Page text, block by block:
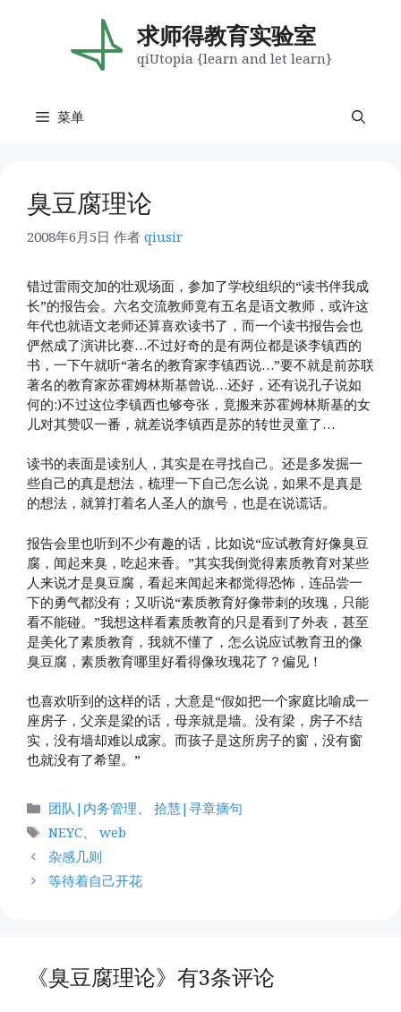
求师得教育实验室
qiUtopia {learn and let learn}
菜单
臭豆腐理论
2008年6月5日 作者 qiusir
错过雷雨交加的壮观场面，参加了学校组织的“读书伴我成
长”的报告会。六名交流教师竟有五名是语文教师，或许这
年代也就语文老师还算喜欢读书了，而一个读书报告会也
俨然成了演讲比赛…不过好奇的是有两位都是谈李镇西的
书，一下午就听“著名的教育家李镇西说…”要不就是前苏联
著名的教育家苏霍姆林斯基曾说…还好，还有说孔子说如
何的:)不过这位李镇西也够夸张，竟搬来苏霍姆林斯基的女
儿对其赞叹一番，就差说李镇西是苏的转世灵童了…
读书的表面是读别人，其实是在寻找自己。还是多发掘一
些自己的真是想法，梳理一下自己怎么说，如果不是真是
的想法，就算打着名人圣人的旗号，也是在说谎话。
报告会里也听到不少有趣的话，比如说“应试教育好像臭豆
腐，闻起来臭，吃起来香。”其实我倒觉得素质教育对某些
人来说才是臭豆腐，看起来闻起来都觉得恐怖，连品尝一
下的勇气都没有；又听说“素质教育好像带刺的玫瑰，只能
看不能碰。”我想这样看素质教育的只是看到了外表，甚至
是美化了素质教育，我就不懂了，怎么说应试教育丑的像
臭豆腐，素质教育哪里好看得像玫瑰花了？偏见！
也喜欢听到的这样的话，大意是“假如把一个家庭比喻成一
座房子，父亲是梁的话，母亲就是墙。没有梁，房子不结
实，没有墙却难以成家。而孩子是这所房子的窗，没有窗
也就没有了希望。”
分
类
团队|内务管理、 拾慧|寻章摘句
标
签
NEYC、 web
杂感几则
等待着自己开花
《臭豆腐理论》有3条评论